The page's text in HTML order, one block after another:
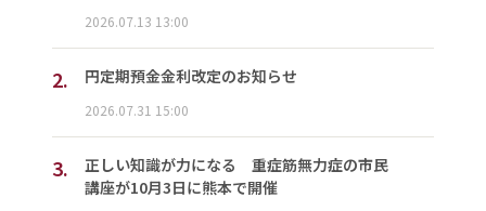
2026.07.13 13:00
2. 円定期預金金利改定のお知らせ
2026.07.31 15:00
3.
正しい知識が力になる 重症筋無力症の市民
講座が10月3日に熊本で開催